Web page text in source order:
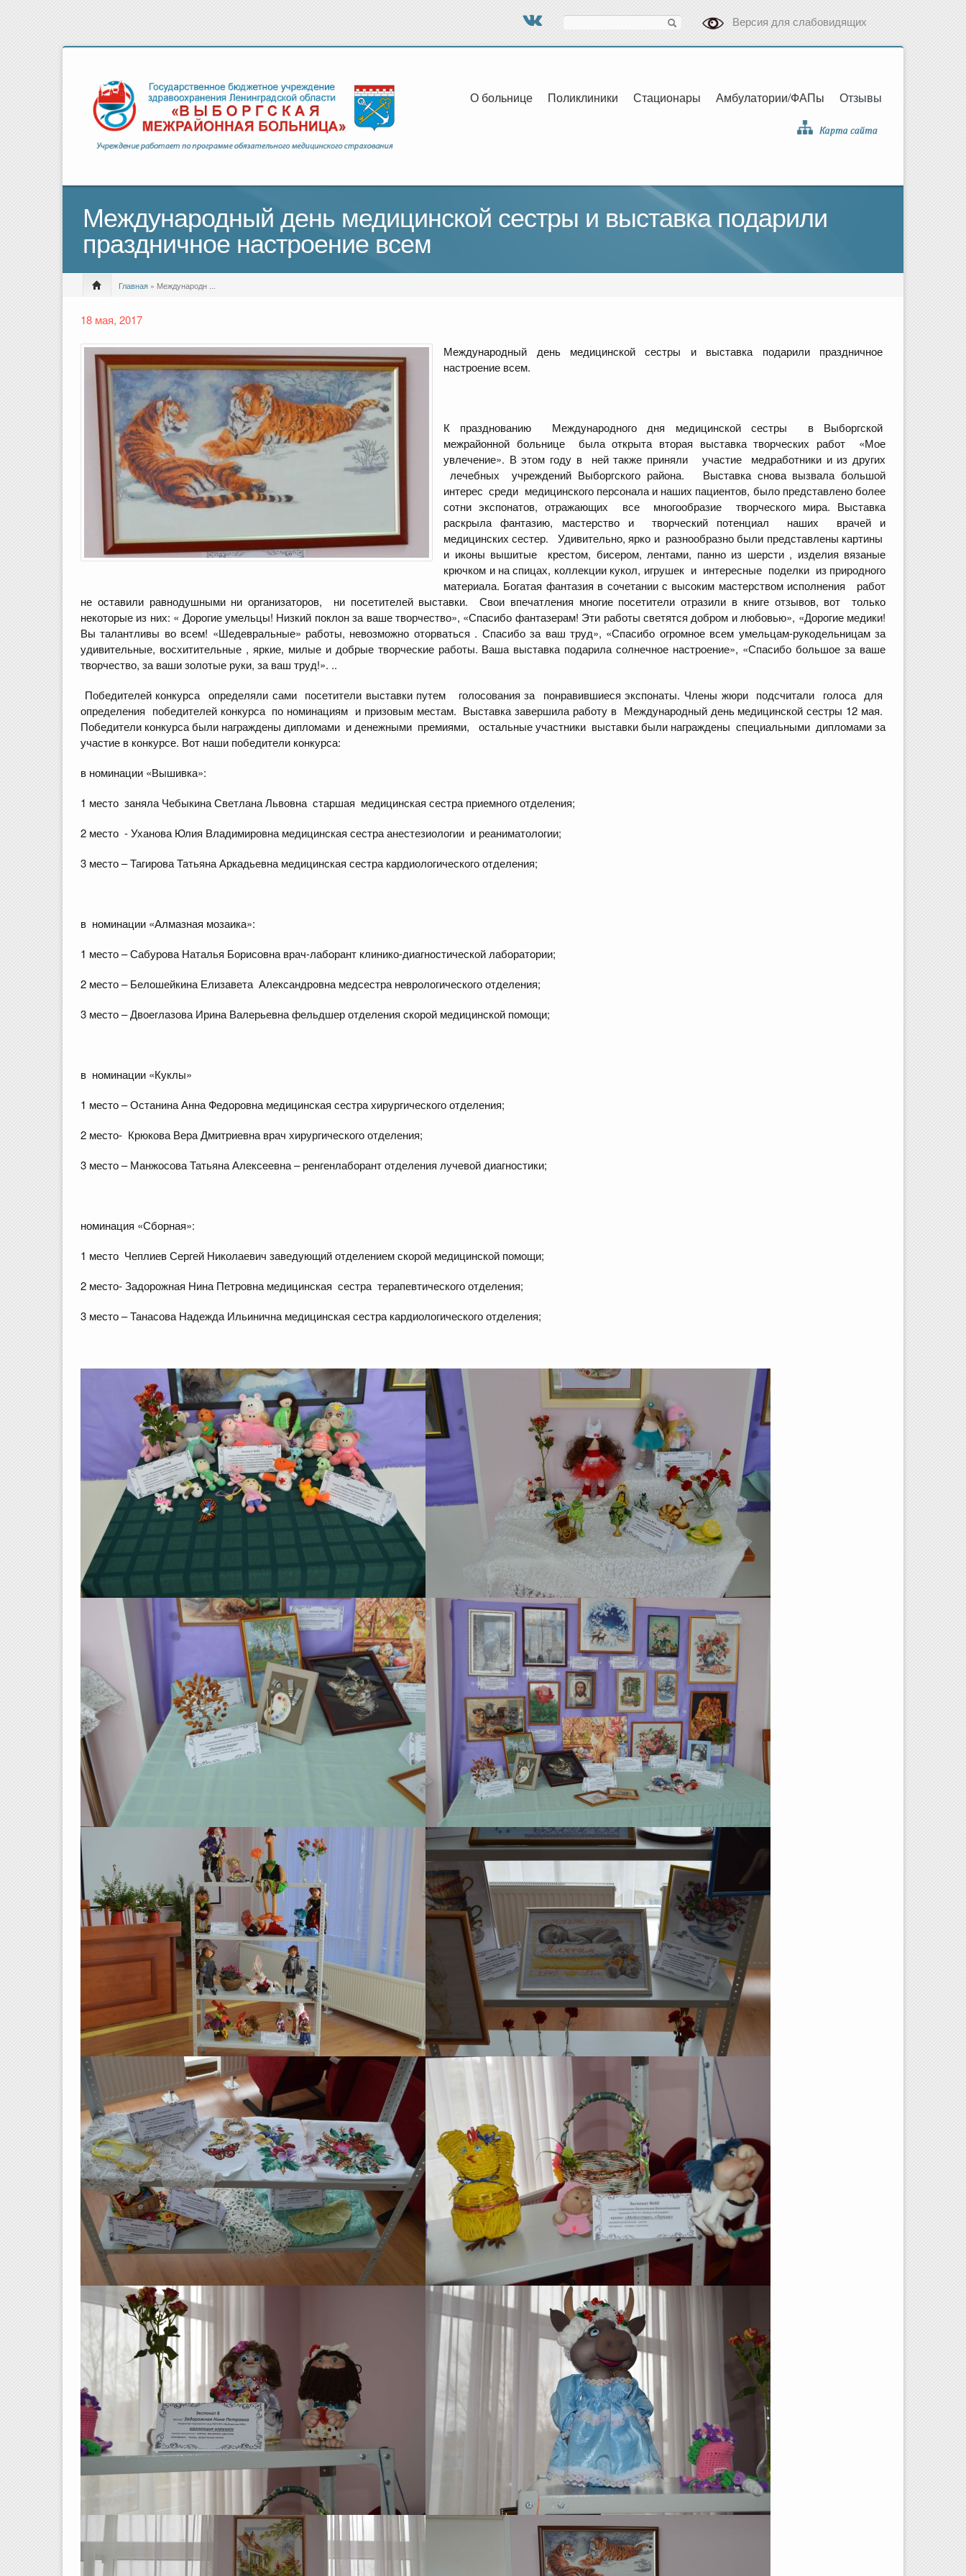
Версия для слабовидящих
О больнице Поликлиники Стационары Амбулатории/ФАПы Отзывы
Международный день медицинской сестры и выставка подарили
праздничное настроение всем
Главная » Международн ...
18 мая, 2017
Международный день медицинской сестры и выставка подарили праздничное
настроение всем.
К празднованию Международного дня медицинской сестры в Выборгской
межрайонной больнице была открыта вторая выставка творческих работ «Мое
увлечение». В этом году в ней также приняли участие медработники и из других
лечебных учреждений Выборгского района. Выставка снова вызвала большой
интерес среди медицинского персонала и наших пациентов, было представлено более
сотни экспонатов, отражающих все многообразие творческого мира. Выставка
раскрыла фантазию, мастерство и творческий потенциал наших врачей и
медицинских сестер. Удивительно, ярко и разнообразно были представлены картины
и иконы вышитые крестом, бисером, лентами, панно из шерсти , изделия вязаные
крючком и на спицах, коллекции кукол, игрушек и интересные поделки из природного
материала. Богатая фантазия в сочетании с высоким мастерством исполнения работ
не оставили равнодушными ни организаторов, ни посетителей выставки. Свои впечатления многие посетители отразили в книге отзывов, вот только
некоторые из них: « Дорогие умельцы! Низкий поклон за ваше творчество», «Спасибо фантазерам! Эти работы светятся добром и любовью», «Дорогие медики!
Вы талантливы во всем! «Шедевральные» работы, невозможно оторваться . Спасибо за ваш труд», «Спасибо огромное всем умельцам-рукодельницам за
удивительные, восхитительные , яркие, милые и добрые творческие работы. Ваша выставка подарила солнечное настроение», «Спасибо большое за ваше
творчество, за ваши золотые руки, за ваш труд!». ..
Победителей конкурса определяли сами посетители выставки путем голосования за понравившиеся экспонаты. Члены жюри подсчитали голоса для
определения победителей конкурса по номинациям и призовым местам. Выставка завершила работу в Международный день медицинской сестры 12 мая.
Победители конкурса были награждены дипломами и денежными премиями, остальные участники выставки были награждены специальными дипломами за
участие в конкурсе. Вот наши победители конкурса:
в номинации «Вышивка»:
1 место заняла Чебыкина Светлана Львовна старшая медицинская сестра приемного отделения;
2 место - Уханова Юлия Владимировна медицинская сестра анестезиологии и реаниматологии;
3 место – Тагирова Татьяна Аркадьевна медицинская сестра кардиологического отделения;
в номинации «Алмазная мозаика»:
1 место – Сабурова Наталья Борисовна врач-лаборант клинико-диагностической лаборатории;
2 место – Белошейкина Елизавета Александровна медсестра неврологического отделения;
3 место – Двоеглазова Ирина Валерьевна фельдшер отделения скорой медицинской помощи;
в номинации «Куклы»
1 место – Останина Анна Федоровна медицинская сестра хирургического отделения;
2 место- Крюкова Вера Дмитриевна врач хирургического отделения;
3 место – Манжосова Татьяна Алексеевна – ренгенлаборант отделения лучевой диагностики;
номинация «Сборная»:
1 место Чеплиев Сергей Николаевич заведующий отделением скорой медицинской помощи;
2 место- Задорожная Нина Петровна медицинская сестра терапевтического отделения;
3 место – Танасова Надежда Ильинична медицинская сестра кардиологического отделения;